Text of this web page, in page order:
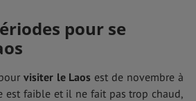
pour se
visiter le Laos est de novembre à
est faible et il ne fait pas trop chaud,